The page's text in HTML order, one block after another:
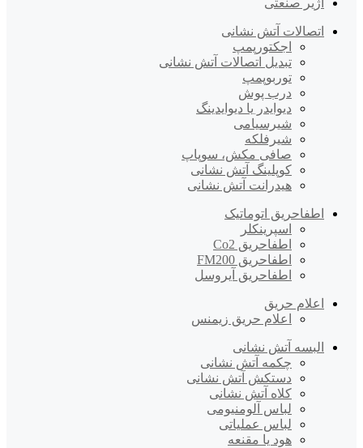
آژیر صنعتی
اتصالات آتش نشانی
اجکتورپمپ
تبدیل اتصالات آتش نشانی
توربوپمپ
درب پوش
دیوایدر یا دیوایدینگ
شیرسیامی
شیرفلکه
صافی مکش، سوپاپ
کوپلینگ آتش نشانی
هیدرانت آتش نشانی
اطفاحریق اتوماتیک
اسپرینکلر
اطفاحریق Co2
اطفاحریق FM200
اطفاحریق آیروسل
اعلام حریق
اعلام حریق زیمنس
البسه آتش نشانی
چکمه آتش نشانی
دستکش آتش نشانی
کلاه آتش نشانی
لباس آلومنیومی
لباس عملیاتی
هود یا مقنعه